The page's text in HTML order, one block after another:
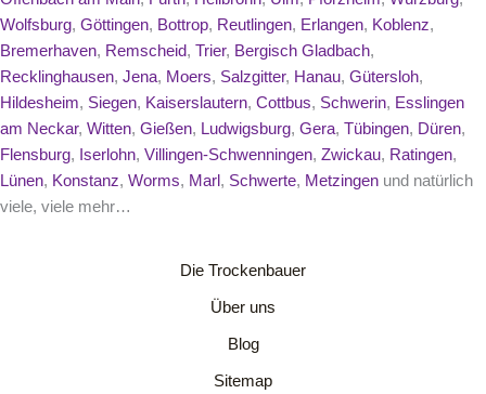
Wolfsburg, Göttingen, Bottrop, Reutlingen, Erlangen, Koblenz,
Bremerhaven, Remscheid, Trier, Bergisch Gladbach,
Recklinghausen, Jena, Moers, Salzgitter, Hanau, Gütersloh,
Hildesheim, Siegen, Kaiserslautern, Cottbus, Schwerin, Esslingen
am Neckar, Witten, Gießen, Ludwigsburg, Gera, Tübingen, Düren,
Flensburg, Iserlohn, Villingen-Schwenningen, Zwickau, Ratingen,
Lünen, Konstanz, Worms, Marl , Schwerte, Metzingen und natürlich
viele, viele mehr…
Die Trockenbauer
Über uns
Blog
Sitemap